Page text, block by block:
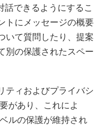
できるようにするこ
トにメッセージの概要
いて質問したり、提案
別の保護されたスペー
ティおよびプライバシ
があり、これによ
ルの保護が維持され